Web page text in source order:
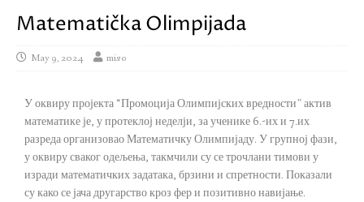
Matematička Olimpijada
May 9, 2024 miso
У оквиру пројекта “Промоција Олимпијских вредности” актив
математике је, у протеклој неделји, за ученике 6.-их и 7.их
разреда организовао Математичку Олимпијаду. У групној фази,
у оквиру сваког одељења, такмчили су се трочлани тимови у
изради математичких задатака, брзини и спретности. Показали
су како се јача другарство кроз фер и позитивно навијање.